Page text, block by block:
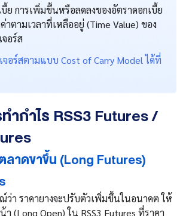
บี้ย การเพิ่มขึ้นหรือลดลงของอัตราดอกเบี้ย
ตามเวลาที่เหลืออยู่ (Time Value) ของ
อร์ส
อร์สตามแบบ Cost of Carry Model ได้ที่
ำกำไร RSS3 Futures /
ลาดขาขึ้น (Long Futures)
ว่า ราคายางจะปรับตัวเพิ่มขึ้นในอนาคต ให้
(Long Open) ใน RSS3 Futures ที่ราคา